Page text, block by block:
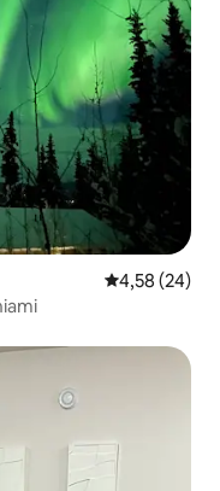
Średnia
4,58 (24)